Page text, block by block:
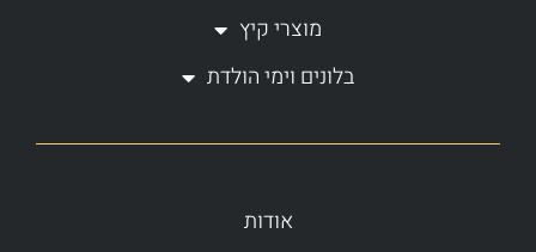
מוצרי קיץ
בלונים וימי הולדת
אודות